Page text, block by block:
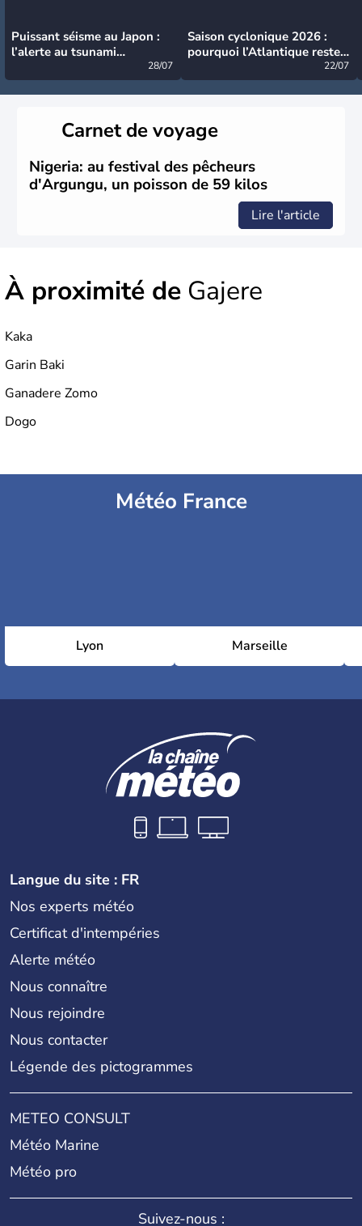
Puissant séisme au Japon :
l’alerte au tsunami
28/07
Saison cyclonique 2026 :
pourquoi l’Atlantique reste
22/07
Carnet de voyage
Nigeria: au festival des pêcheurs
d'Argungu, un poisson de 59 kilos
Lire l'article
À proximité de Gajere
Kaka
Garin Baki
Ganadere Zomo
Dogo
Météo France
Lyon Marseille
Langue du site : FR
Nos experts météo
Certificat d'intempéries
Alerte météo
Nous connaître
Nous rejoindre
Nous contacter
Légende des pictogrammes
METEO CONSULT
Météo Marine
Météo pro
Suivez-nous :